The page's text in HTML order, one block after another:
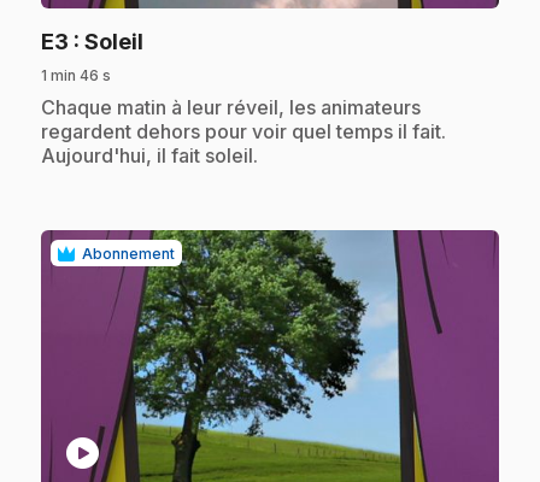
E3 : Soleil
1 min 46 s
.Chaque matin à leur réveil, les animateurs
regardent dehors pour voir quel temps il fait.
Aujourd'hui, il fait soleil.
Abonnement
play_circle